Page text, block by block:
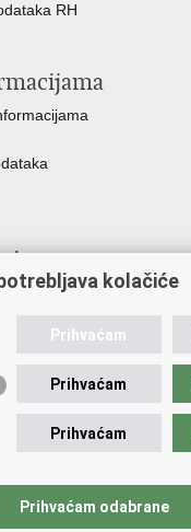
RH
poslova
kolačiće
Prihvaćam
Prihvaćam
Prihvaćam
Prihvaćam odabrane